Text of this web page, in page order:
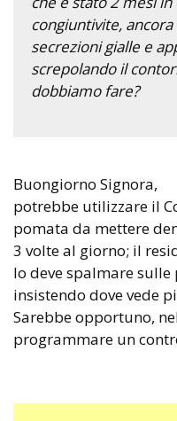
congiuntivite,
secrezioni gialle e
screpolando il
dobbiamo fare?
Buongiorno Signora,
potrebbe utilizzare il
pomata da mettere
3 volte al giorno; il
lo deve spalmare
insistendo dove vede
Sarebbe opportuno,
programmare un